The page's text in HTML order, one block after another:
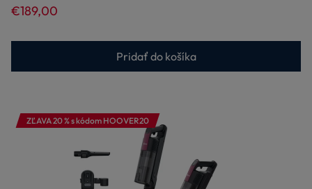
€189,00
Pridať do košíka
ZĽAVA 20 % s kódom HOOVER20